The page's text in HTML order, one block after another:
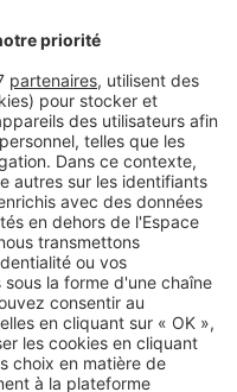
ces détails pendant
peuvent vous éviter de
secondaire : le mobil-
vraiment la bonne
?